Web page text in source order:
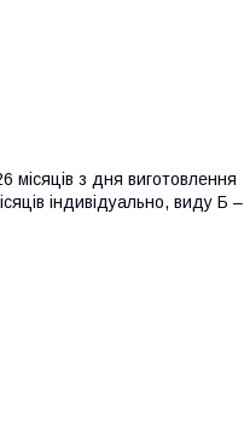
місяців з дня виготовлення
індивідуально, виду Б –